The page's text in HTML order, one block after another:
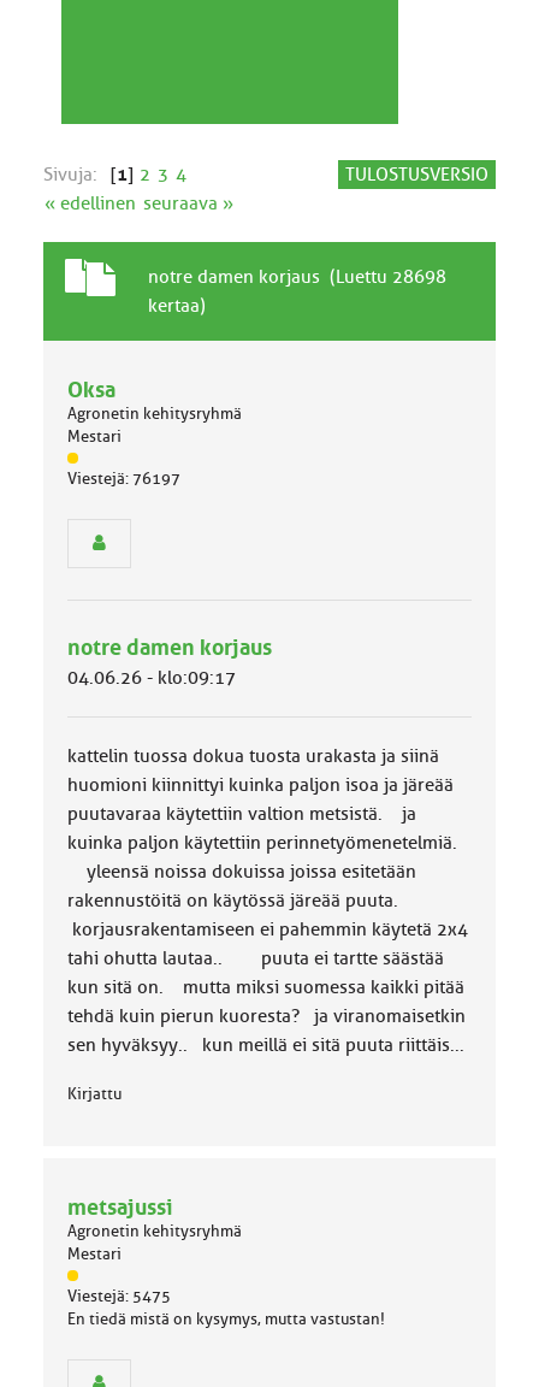
TULOSTUSVERSIO
Sivuja: [1] 2 3 4
« edellinen seuraava »
a
a
i
n
e
n
A
i
notre damen korjaus (Luettu 28698
kertaa)
Oksa
Agronetin kehitysryhmä
Mestari
J
ä
m
ä
k
k
a
:
Viestejä: 76197
notre damen korjaus
04.06.26 - klo:09:17
kattelin tuossa dokua tuosta urakasta ja siinä
huomioni kiinnittyi kuinka paljon isoa ja järeää
puutavaraa käytettiin valtion metsistä. ja
kuinka paljon käytettiin perinnetyömenetelmiä.
yleensä noissa dokuissa joissa esitetään
rakennustöitä on käytössä järeää puuta.
korjausrakentamiseen ei pahemmin käytetä 2x4
tahi ohutta lautaa.. puuta ei tartte säästää
kun sitä on. mutta miksi suomessa kaikki pitää
tehdä kuin pierun kuoresta? ja viranomaisetkin
sen hyväksyy.. kun meillä ei sitä puuta riittäis...
Kirjattu
metsajussi
Agronetin kehitysryhmä
Mestari
J
ä
s
Viestejä: 5475
En tiedä mistä on kysymys, mutta vastustan!